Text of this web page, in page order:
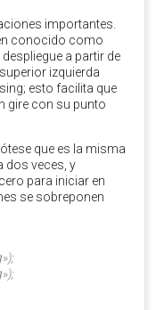
importantes.
conocido como
a partir de
izquierda
esto facilita que
gire con su punto
que es la misma
dos veces, y
para iniciar en
se sobreponen